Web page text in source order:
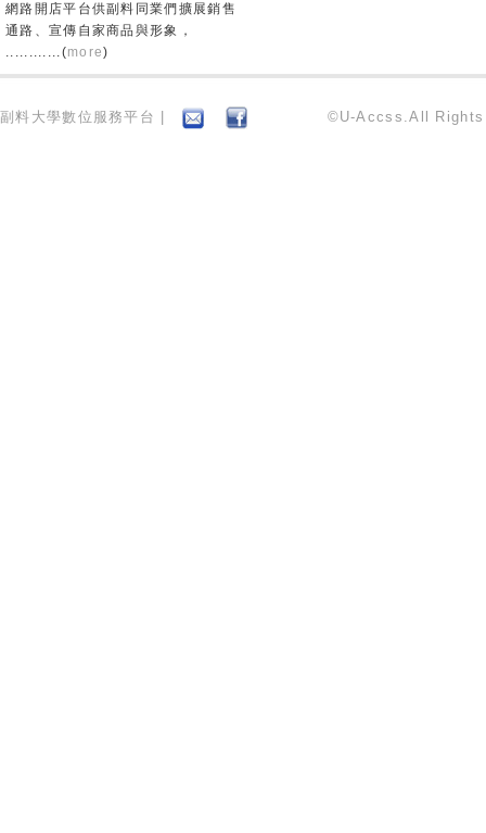
網路開店平台供副料同業們擴展銷售
通路、宣傳自家商品與形象，
............(more)
副料大學數位服務平台 | ©U-Accss.All Rights